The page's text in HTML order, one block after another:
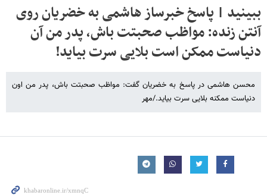
ببینید | پاسخ خبرساز هاشمی به خضریان روی
آنتن زنده: مواظب صحبتت باش، پدر من آن
دنیاست ممکن است بلایی سرت بیاید!
محسن هاشمی در پاسخ به خضریان گفت: مواظب صحبتت باش، پدر من اون
دنیاست ممکنه بلایی سرت بیاید./مهر